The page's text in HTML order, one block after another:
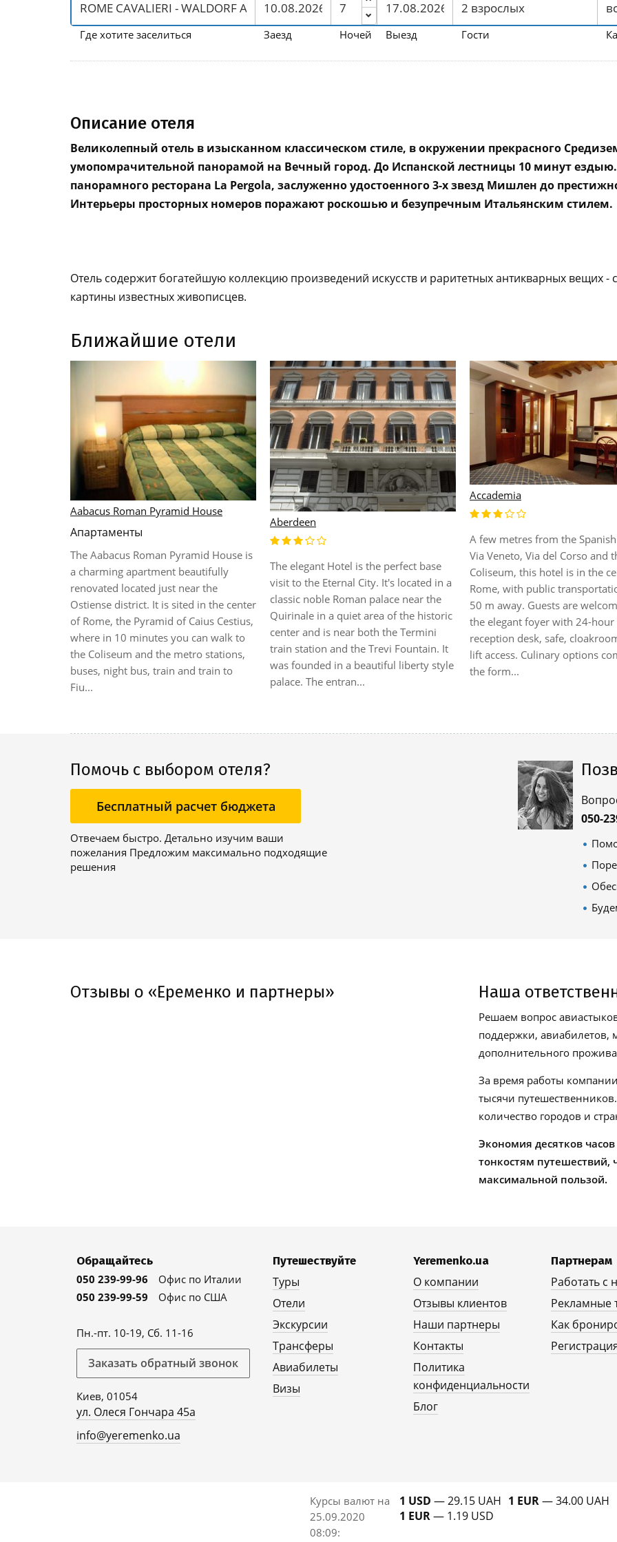
Где хотите заселиться Заезд Ночей Выезд Гости
Описание отеля
Великолепный отель в изысканном классическом стиле, в окружении прекрасного
умопомрачительной панорамой на Вечный город. До Испанской лестницы 10 минут ездыю.
панорамного ресторана La Pergola, заслуженно удостоенного 3-х звезд Мишлен до
Интерьеры просторных номеров поражают роскошью и безупречным Итальянским стилем.
Отель содержит богатейшую коллекцию произведений искусств и раритетных антикварных вещих -
картины известных живописцев.
Ближайшие отели
Aabacus Roman Pyramid House
Апартаменты
The Aabacus Roman Pyramid House is
a charming apartment beautifully
renovated located just near the
Ostiense district. It is sited in the center
of Rome, the Pyramid of Caius Cestius,
where in 10 minutes you can walk to
the Coliseum and the metro stations,
buses, night bus, train and train to
Fiu...
Aberdeen
The elegant Hotel is the perfect base
visit to the Eternal City. It's located in a
classic noble Roman palace near the
Quirinale in a quiet area of the historic
center and is near both the Termini
train station and the Trevi Fountain. It
was founded in a beautiful liberty style
palace. The entran...
Accademia
A few metres from the Spanish
Via Veneto, Via del Corso and
Coliseum, this hotel is in the
Rome, with public
50 m away. Guests are
the elegant foyer with 24-hour
reception desk, safe,
lift access. Culinary options
the form...
Помочь с выбором отеля?
Бесплатный расчет бюджета
Отвечаем быстро. Детально изучим ваши
пожелания Предложим максимально подходящие
решения
050-
Отзывы о «Еременко и партнеры» Наша
Решаем вопрос
поддержки, авиабилетов,
дополнительного
За время работы
тысячи
количество городов и
Экономия десятков
тонкостям
максимальной пользой.
Обращайтесь
050 239-99-96
Офис по Италии
050 239-99-59
Офис по США
Пн.-пт. 10-19, Сб. 11-16
Заказать обратный звонок
Киев, 01054
ул. Олеся Гончара 45а
info@yeremenko.ua
Путешествуйте
Туры
Отели
Экскурсии
Трансферы
Авиабилеты
Визы
Yeremenko.ua
О компании
Отзывы клиентов
Наши партнеры
Контакты
Политика
конфиденциальности
Блог
Партнерам
Работать с
Рекламные
Как
Курсы валют на
25.09.2020
08:09:
1 USD — 29.15 UAH
1 EUR— 1.19 USD
1 EUR— 34.00 UAH